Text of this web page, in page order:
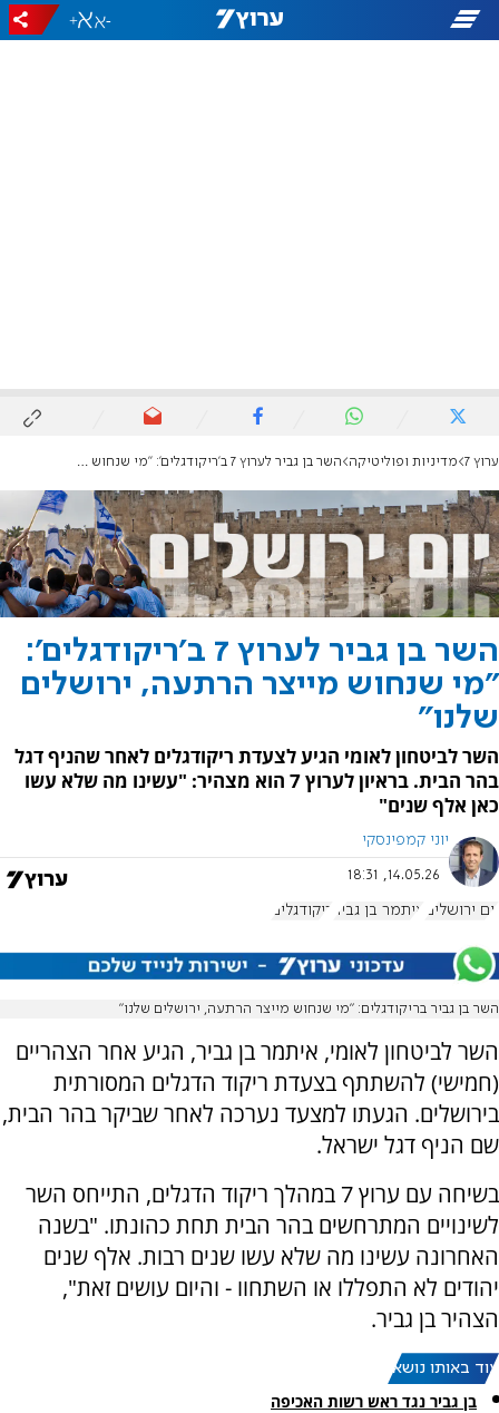
-
+
ערוץ 7 מדיניות ופוליטיקה השר בן גביר לערוץ 7 ב'ריקודגלים': "מי שנחוש מייצר הרתעה, ירושלים שלנו"
השר בן גביר לערוץ 7 ב'ריקודגלים':
"מי שנחוש מייצר הרתעה, ירושלים
שלנו"
השר לביטחון לאומי הגיע לצעדת ריקודגלים לאחר שהניף דגל
בהר הבית. בראיון לערוץ 7 הוא מצהיר: "עשינו מה שלא עשו
כאן אלף שנים"
יוני קמפינסקי
14.05.26, 18:31
יום ירושלים איתמר בן גביר ריקודגלים
השר בן גביר בריקודגלים: "מי שנחוש מייצר הרתעה, ירושלים שלנו"
השר לביטחון לאומי, איתמר בן גביר, הגיע אחר הצהריים
(חמישי) להשתתף בצעדת ריקוד הדגלים המסורתית
בירושלים. הגעתו למצעד נערכה לאחר שביקר בהר הבית,
שם הניף דגל ישראל.
בשיחה עם ערוץ 7 במהלך ריקוד הדגלים, התייחס השר
לשינויים המתרחשים בהר הבית תחת כהונתו. "בשנה
האחרונה עשינו מה שלא עשו שנים רבות. אלף שנים
יהודים לא התפללו או השתחוו - והיום עושים זאת",
הצהיר בן גביר.
עוד באותו נושא:
בן גביר נגד ראש רשות האכיפה